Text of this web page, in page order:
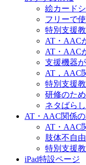
絵カード
フリーで
特別支援
AT・AAC
AT・AAC
支援機器
AT，AAC
特別支援
研修のた
ネタばら
AT・AAC関係
AT・AAC
肢体不自
特別支援
iPad特設ページ